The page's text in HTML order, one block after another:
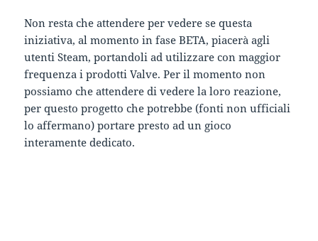
Non resta che attendere per vedere se questa
iniziativa, al momento in fase BETA, piacerà agli
utenti Steam, portandoli ad utilizzare con maggior
frequenza i prodotti Valve. Per il momento non
possiamo che attendere di vedere la loro reazione,
per questo progetto che potrebbe (fonti non ufficiali
lo affermano) portare presto ad un gioco
interamente dedicato.